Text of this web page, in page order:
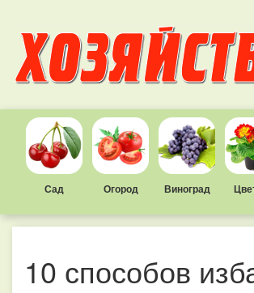
Сад Огород Виноград
10 способов